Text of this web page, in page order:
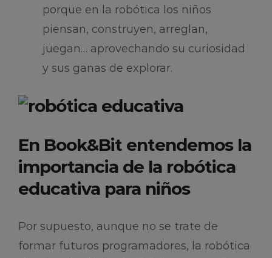
porque en la robótica los niños
piensan, construyen, arreglan,
juegan… aprovechando su curiosidad
y sus ganas de explorar.
En Book&Bit entendemos la
importancia de la robótica
educativa para niños
Por supuesto, aunque no se trate de
formar futuros programadores, la robótica